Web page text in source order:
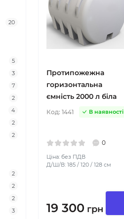
20
5
3
7
2
4
2
2
2
2
2
3
Протипожежна
горизонтальна
ємність 2000 л біла
Код: 1441 В наявності
0
Ціна: без ПДВ
Д/Ш/В: 185 / 120 / 128 см
19 300 грн